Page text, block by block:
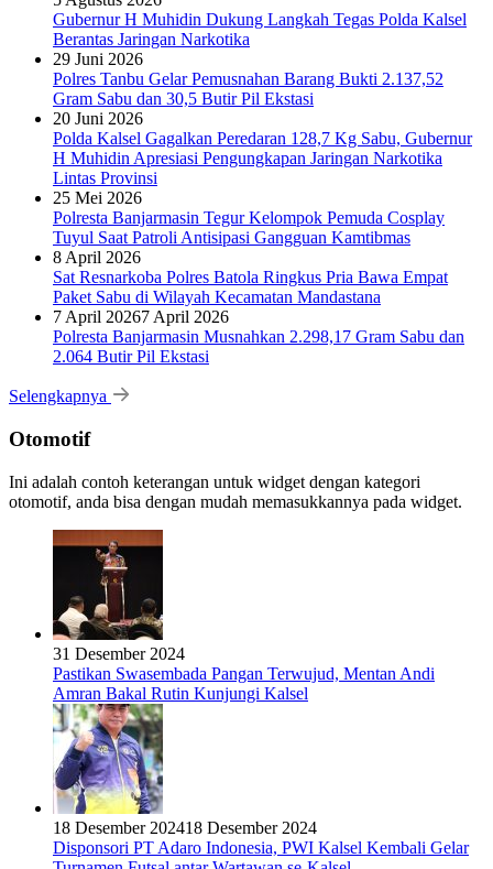
Gubernur H Muhidin Dukung Langkah Tegas Polda Kalsel
Berantas Jaringan Narkotika
29 Juni 2026
Polres Tanbu Gelar Pemusnahan Barang Bukti 2.137,52
Gram Sabu dan 30,5 Butir Pil Ekstasi
20 Juni 2026
Polda Kalsel Gagalkan Peredaran 128,7 Kg Sabu, Gubernur
H Muhidin Apresiasi Pengungkapan Jaringan Narkotika
Lintas Provinsi
25 Mei 2026
Polresta Banjarmasin Tegur Kelompok Pemuda Cosplay
Tuyul Saat Patroli Antisipasi Gangguan Kamtibmas
8 April 2026
Sat Resnarkoba Polres Batola Ringkus Pria Bawa Empat
Paket Sabu di Wilayah Kecamatan Mandastana
7 April 20267 April 2026
Polresta Banjarmasin Musnahkan 2.298,17 Gram Sabu dan
2.064 Butir Pil Ekstasi
Selengkapnya
Otomotif
Ini adalah contoh keterangan untuk widget dengan kategori
otomotif, anda bisa dengan mudah memasukkannya pada widget.
31 Desember 2024
Pastikan Swasembada Pangan Terwujud, Mentan Andi
Amran Bakal Rutin Kunjungi Kalsel
18 Desember 202418 Desember 2024
Disponsori PT Adaro Indonesia, PWI Kalsel Kembali Gelar